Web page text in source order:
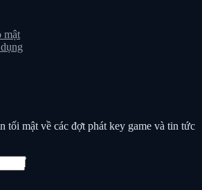
mật
tối mật về các đợt phát key game và tin tức